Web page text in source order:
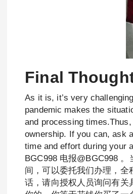
Final
As it is, it’s very
pandemic makes the
and processing
ownership. If you can, ask
time and effort during your
BGC998 电报@BGC998
间，可以委托我们办理，
话，请向授权人员询问有关